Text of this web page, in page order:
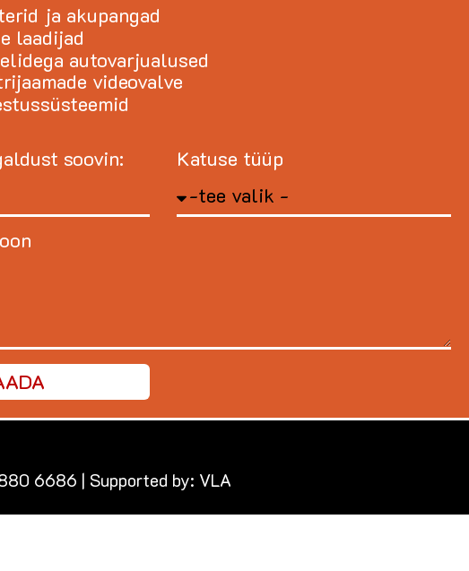
ja akupangad
laadijad
autovarjualused
videovalve
soovin:
Katuse tüüp
6686 | Supported by: VLA